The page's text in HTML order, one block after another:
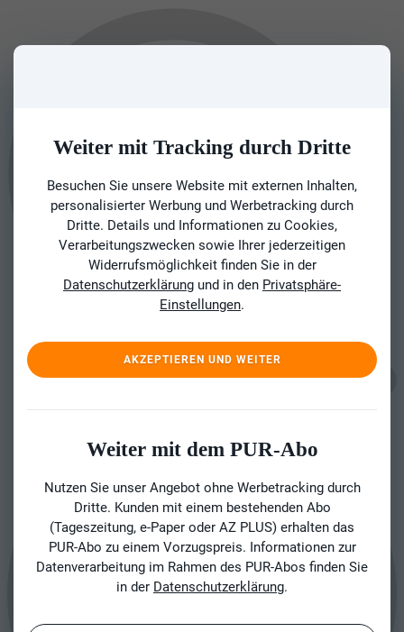
Weiter mit Tracking durch Dritte
Besuchen Sie unsere Website mit externen Inhalten,
personalisierter Werbung und Werbetracking durch
Dritte. Details und Informationen zu Cookies,
Verarbeitungszwecken sowie Ihrer jederzeitigen
Widerrufsmöglichkeit finden Sie in der
Datenschutzerklärung und in den Privatsphäre-
Einstellungen.
AKZEPTIEREN UND WEITER
Weiter mit dem PUR-Abo
Nutzen Sie unser Angebot ohne Werbetracking durch
Dritte. Kunden mit einem bestehenden Abo
(Tageszeitung, e-Paper oder AZ PLUS) erhalten das
PUR-Abo zu einem Vorzugspreis. Informationen zur
Datenverarbeitung im Rahmen des PUR-Abos finden Sie
in der Datenschutzerklärung.